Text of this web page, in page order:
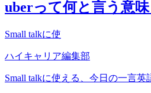
uberって何と言う意味
Small talkに使
ハイキャリア編集部
Small talkに使える、今日の一言英